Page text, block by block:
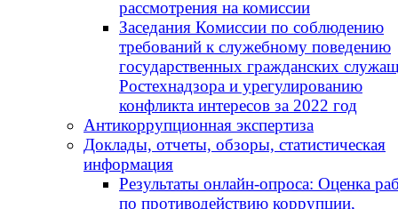
рассмотрения на комиссии
Заседания Комиссии по соблюдению
требований к служебному поведению
государственных гражданских
Ростехнадзора и урегулированию
конфликта интересов за 2022 год
Антикоррупционная экспертиза
Доклады, отчеты, обзоры, статистическая
информация
Результаты онлайн-опроса: Оценка
по противодействию коррупции,